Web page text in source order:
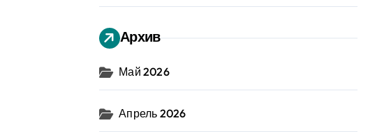
Архив
Май 2026
Апрель 2026